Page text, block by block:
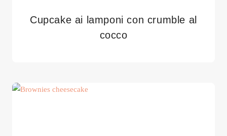
Cupcake ai lamponi con crumble al
cocco